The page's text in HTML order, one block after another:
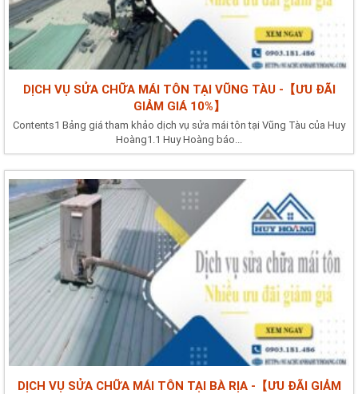
DỊCH VỤ SỬA CHỮA MÁI TÔN TẠI VŨNG TÀU -【ƯU ĐÃI
GIẢM GIÁ 10%】
Contents1 Bảng giá tham khảo dịch vụ sửa mái tôn tại Vũng Tàu của Huy
Hoàng1.1 Huy Hoàng báo...
DỊCH VỤ SỬA CHỮA MÁI TÔN TẠI BÀ RỊA -【ƯU ĐÃI GIẢM